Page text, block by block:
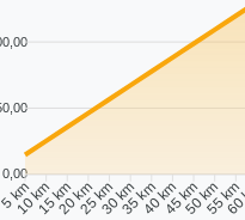
0,00
5 km
10 km15 km20 km25 km30 km35 km40 km45 km50 km55 km